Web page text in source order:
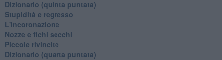
Dizionario (quinta puntata)
Stupidità e regresso
L'incoronazione
Nozze e fichi secchi
Piccole rivincite
​Dizionario (quarta puntata)